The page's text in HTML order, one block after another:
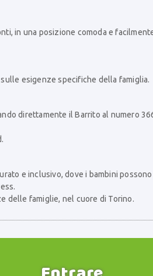
in una posizione comoda e
esigenze specifiche della famiglia.
direttamente il Barrito al numero
e inclusivo, dove i bambini
delle famiglie, nel cuore di Torino.